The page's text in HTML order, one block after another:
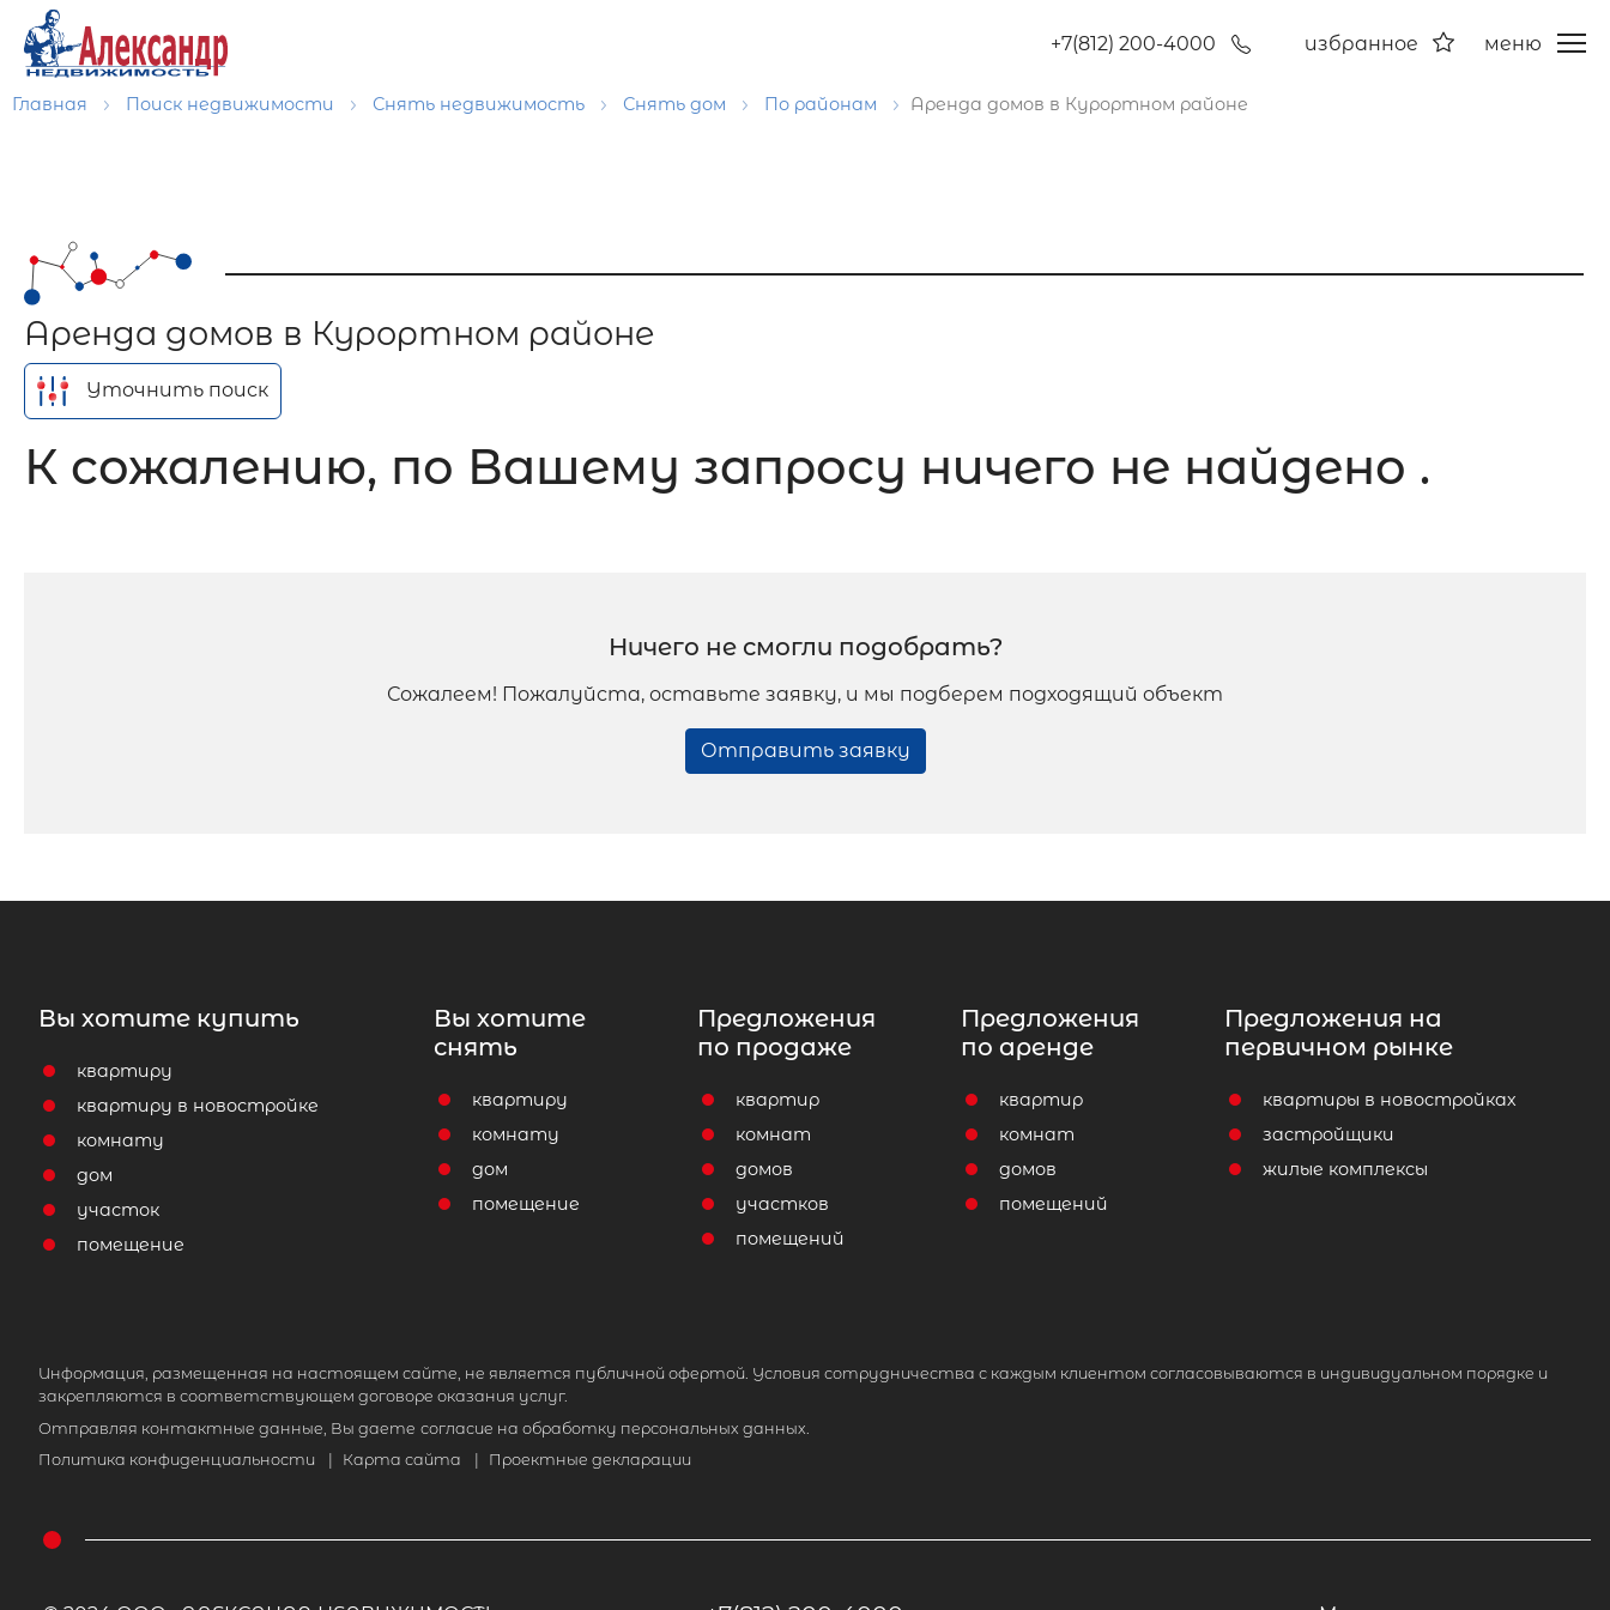
+7(812) 200-4000 избранное меню
Главная Поиск недвижимости Снять недвижимость Снять дом По районам Аренда домов в Курортном районе
Аренда домов в Курортном районе
Уточнить поиск
К сожалению, по Вашему запросу ничего не найдено .
Ничего не смогли подобрать?
Сожалеем! Пожалуйста, оставьте заявку, и мы подберем подходящий объект
Отправить заявку
Вы хотите купить
квартиру
квартиру в новостройке
комнату
дом
участок
помещение
Вы хотите
снять
квартиру
комнату
дом
помещение
Предложения
по продаже
квартир
комнат
домов
участков
помещений
Предложения
по аренде
квартир
комнат
домов
помещений
Предложения на
первичном рынке
квартиры в новостройках
застройщики
жилые комплексы
Информация, размещенная на настоящем сайте, не является публичной офертой. Условия сотрудничества с каждым клиентом согласовываются в индивидуальном порядке и
закрепляются в соответствующем договоре оказания услуг.
Отправляя контактные данные, Вы даете согласие на обработку персональных данных.
Политика конфиденциальности
Карта сайта Проектные декларации